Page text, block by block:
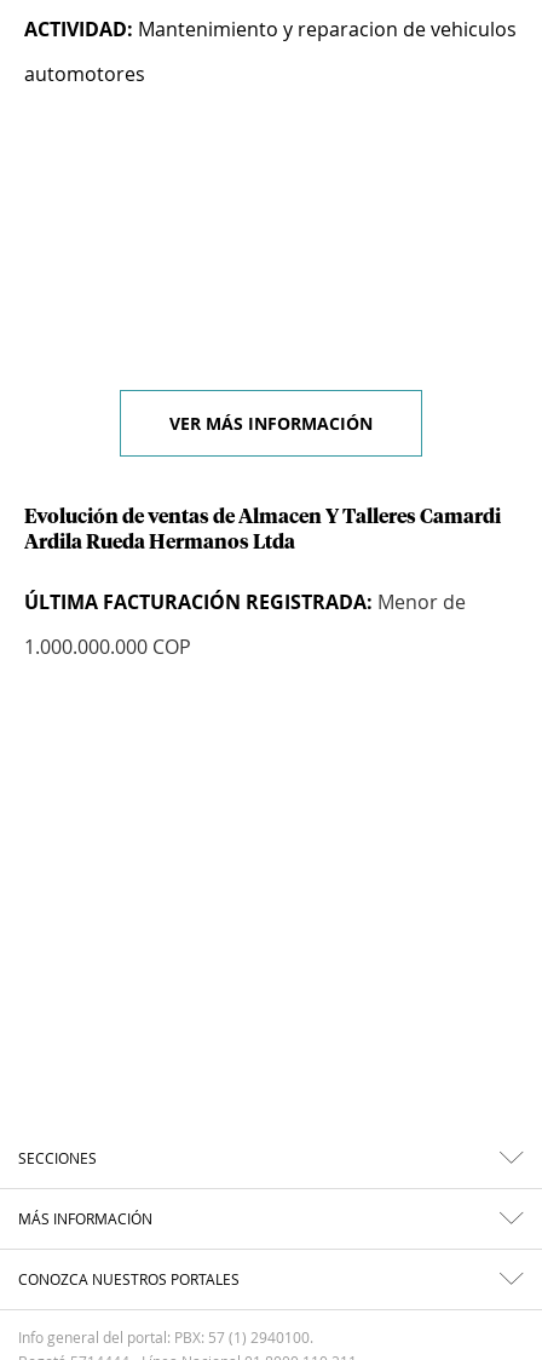
ACTIVIDAD: Mantenimiento y reparacion de vehiculos
automotores
VER MÁS INFORMACIÓN
Evolución de ventas de Almacen Y Talleres Camardi
Ardila Rueda Hermanos Ltda
ÚLTIMA FACTURACIÓN REGISTRADA: Menor de
1.000.000.000 COP
SECCIONES
MÁS INFORMACIÓN
CONOZCA NUESTROS PORTALES
Info general del portal: PBX: 57 (1) 2940100.